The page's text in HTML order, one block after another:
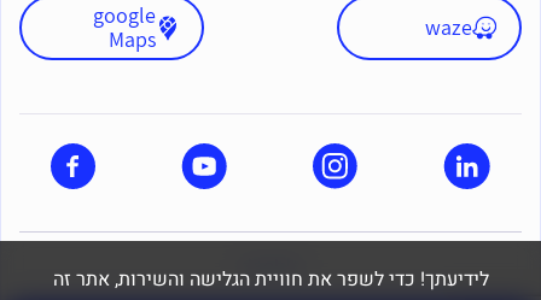
waze
google
Maps
לידיעתך! כדי לשפר את חוויית הגלישה והשירות, אתר זה